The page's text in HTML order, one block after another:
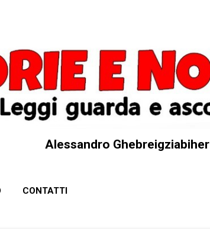
Alessandro Ghebreigziabiher
CONTATTI